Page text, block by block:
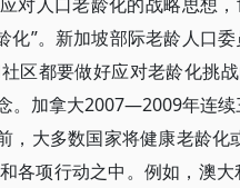
化”。新加坡部际老龄人口
区都要做好应对老龄化挑
加拿大2007—2009年连续
，大多数国家将健康老龄
各项行动之中。例如，澳